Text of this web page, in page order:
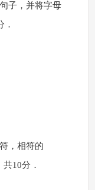
子，并将字母
，相符的
10分．